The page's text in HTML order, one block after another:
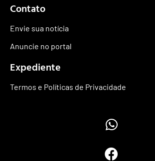
Contato
Envie sua notícia
Anuncie no portal
Expediente
Termos e Políticas de Privacidade